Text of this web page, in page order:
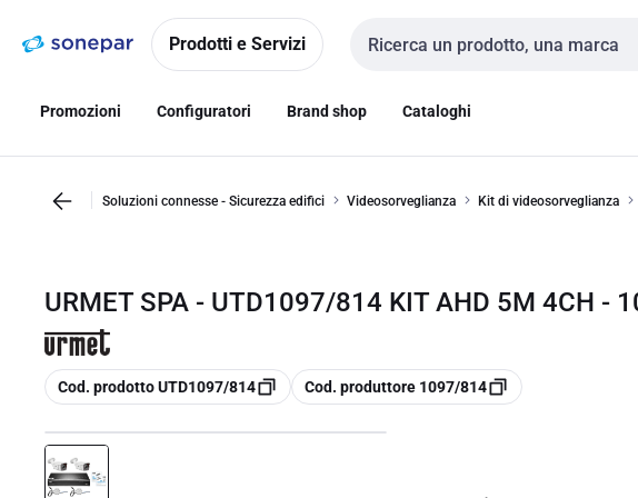
navigazionealla
Prodotti e Servizi
Cerca input
Promozioni Configuratori Brand shop Cataloghi
Soluzioni connesse - Sicurezza edifici Videosorveglianza Kit di videosorveglianza
URMET SPA - UTD1097/814 KIT AHD 5M 4CH -
copia
Cod. prodotto UTD1097/814 copia
Cod. produttore 1097/814